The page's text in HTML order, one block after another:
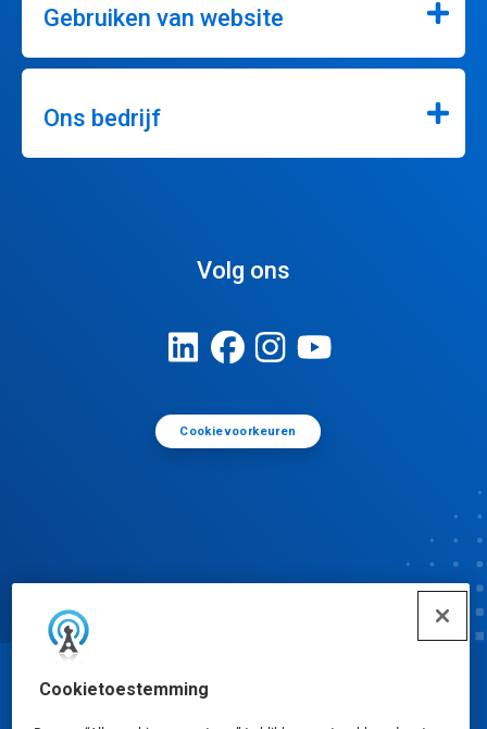
Cookietoestemming
Gebruiken van website
Ons bedrijf
Volg ons
Cookievoorkeuren
© Ecolab Inc. 2025